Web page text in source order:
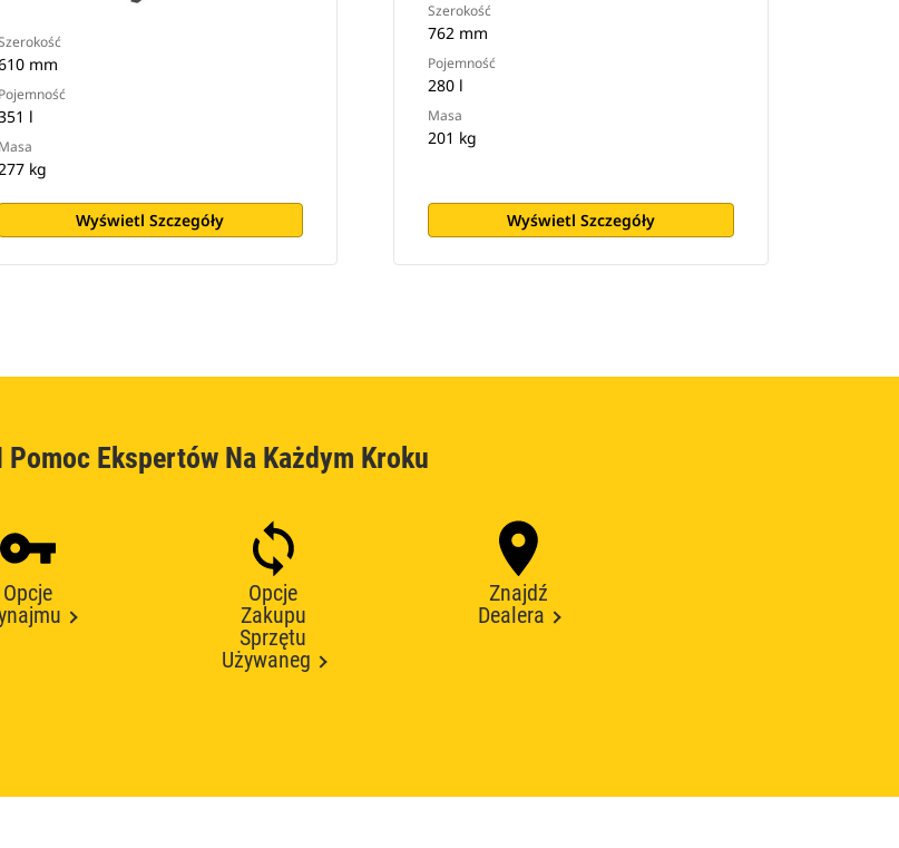
mm
Pojemność
l
Masa
kg
Wyświetl Szczegóły
Szerokość
762 mm
Pojemność
280 l
Masa
201 kg
Wyświetl Szczegóły
Pomoc Ekspertów Na Każdym Kroku
Opcje
Opcje
Zakupu
Sprzętu
Używaneg
Znajdź
Dealera